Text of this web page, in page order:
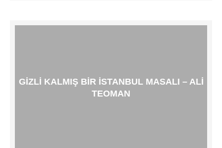
GIZLI KALMIŞ BIR İSTANBUL MASALI – ALI
TEOMAN